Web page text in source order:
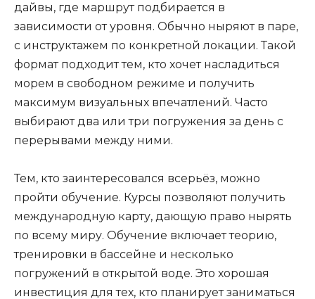
дайвы, где маршрут подбирается в
зависимости от уровня. Обычно ныряют в паре,
с инструктажем по конкретной локации. Такой
формат подходит тем, кто хочет насладиться
морем в свободном режиме и получить
максимум визуальных впечатлений. Часто
выбирают два или три погружения за день с
перерывами между ними.
Тем, кто заинтересовался всерьёз, можно
пройти обучение. Курсы позволяют получить
международную карту, дающую право нырять
по всему миру. Обучение включает теорию,
тренировки в бассейне и несколько
погружений в открытой воде. Это хорошая
инвестиция для тех, кто планирует заниматься